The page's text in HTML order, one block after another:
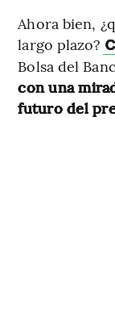
Ahora bien,
largo plazo?
Bolsa del
con una
futuro del